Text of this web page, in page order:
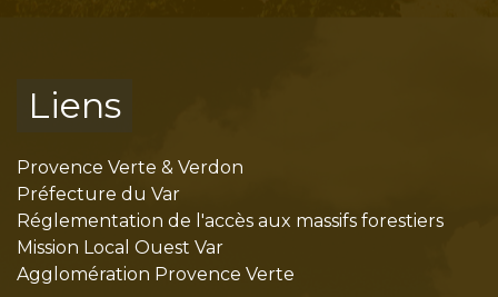
Liens
Provence Verte & Verdon
Préfecture du Var
Réglementation de l'accès aux massifs forestiers
Mission Local Ouest Var
Agglomération Provence Verte